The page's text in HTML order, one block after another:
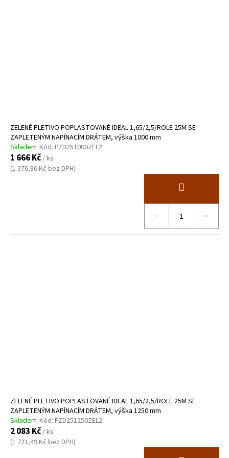
ů
ZELENÉ PLETIVO POPLASTOVANÉ IDEAL 1,65/2,5/ROLE 25M SE
ZAPLETENÝM NAPÍNACÍM DRÁTEM, výška 1000 mm
Skladem Kód: PZD251000ZEL2
1 666 Kč/ ks
(1 376,86 Kč bez DPH)
ZELENÉ PLETIVO POPLASTOVANÉ IDEAL 1,65/2,5/ROLE 25M SE
ZAPLETENÝM NAPÍNACÍM DRÁTEM, výška 1250 mm
Skladem Kód: PZD251250ZEL2
2 083 Kč/ ks
(1 721,49 Kč bez DPH)